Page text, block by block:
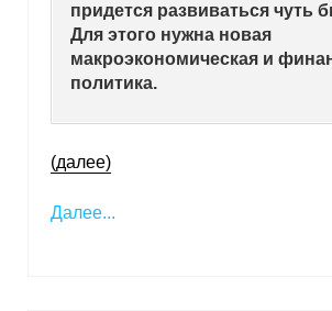
придется развиваться чуть
Для этого нужна новая
макроэкономическая и
политика.
(далее)
Далее...